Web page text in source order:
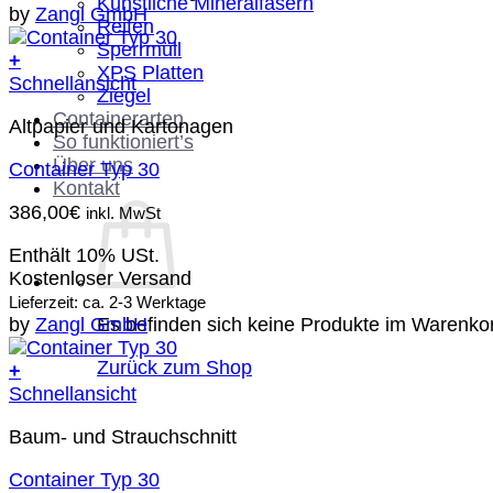
Reifen
Sperrmüll
XPS Platten
Ziegel
Containerarten
So funktioniert’s
Über uns
Kontakt
Es befinden sich keine Produkte im
Zurück zum Shop
by Zangl GmbH
+
Schnellansicht
Altpapier und Kartonagen
Container Typ 30
386,00€ inkl. MwSt
Enthält 10% USt.
Kostenloser Versand
Lieferzeit: ca. 2-3 Werktage
by Zangl GmbH
+
Schnellansicht
Baum- und Strauchschnitt
Container Typ 30